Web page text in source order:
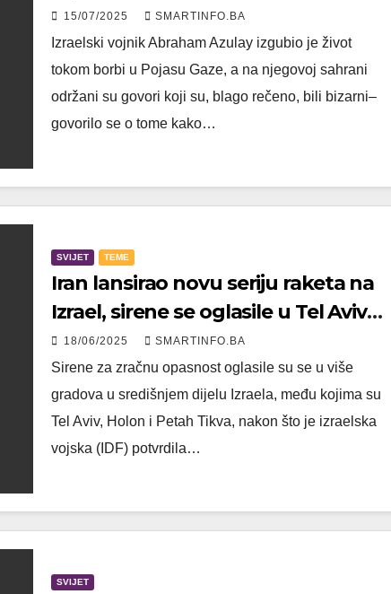
ponosom pričao koliko je kuća
srušio”
15/07/2025 SMARTINFO.BA
Izraelski vojnik Abraham Azulay izgubio je život
tokom borbi u Pojasu Gaze, a na njegovoj sahrani
održani su govori koji su, blago rečeno, bili bizarni–
govorilo se o tome kako…
SVIJET TEME
Iran lansirao novu seriju raketa na
Izrael, sirene se oglasile u Tel Avivu,
Jerusalemu i drugim gradovima
18/06/2025 SMARTINFO.BA
Sirene za zračnu opasnost oglasile su se u više
gradova u središnjem dijelu Izraela, među kojima su
Tel Aviv, Holon i Petah Tikva, nakon što je izraelska
vojska (IDF) potvrdila…
SVIJET